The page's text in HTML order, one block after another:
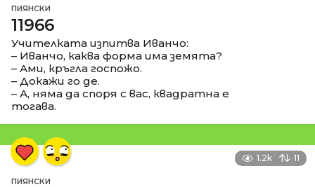
ПИЯНСКИ
11966
Учителката изпитва Иванчо:
– Иванчо, каква форма има земята?
– Ами, кръгла госпожо.
– Докажи го де.
– А, няма да споря с вас, квадратна е
тогава.
1.2k 11
ПИЯНСКИ